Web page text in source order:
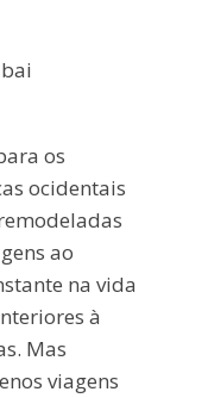
os
ocidentais
ao
na vida
à
Mas
viagens